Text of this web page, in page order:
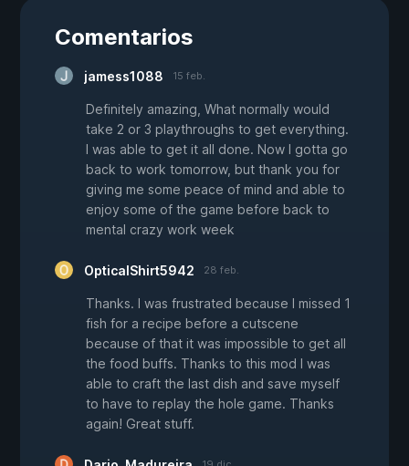
Comentarios
jamess1088 15 feb.
Definitely amazing, What normally would
take 2 or 3 playthroughs to get everything.
I was able to get it all done. Now I gotta go
back to work tomorrow, but thank you for
giving me some peace of mind and able to
enjoy some of the game before back to
mental crazy work week
OpticalShirt5942 28 feb.
Thanks. I was frustrated because I missed 1
fish for a recipe before a cutscene
because of that it was impossible to get all
the food buffs. Thanks to this mod I was
able to craft the last dish and save myself
to have to replay the hole game. Thanks
again! Great stuff.